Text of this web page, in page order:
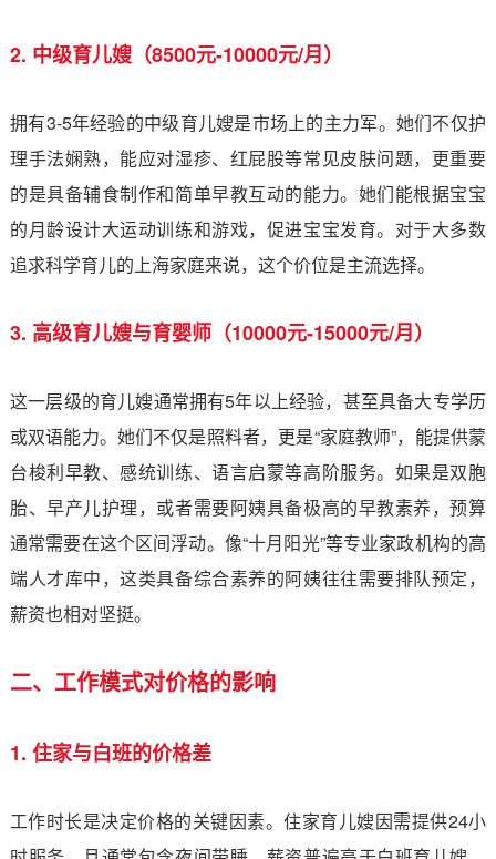
2. 中级育儿嫂（8500元-10000元/月）
拥有3-5年经验的中级育儿嫂是市场上的主力军。她们不仅护
理手法娴熟，能应对湿疹、红屁股等常见皮肤问题，更重要
的是具备辅食制作和简单早教互动的能力。她们能根据宝宝
的月龄设计大运动训练和游戏，促进宝宝发育。对于大多数
追求科学育儿的上海家庭来说，这个价位是主流选择。
3. 高级育儿嫂与育婴师（10000元-15000元/月）
这一层级的育儿嫂通常拥有5年以上经验，甚至具备大专学历
或双语能力。她们不仅是照料者，更是“家庭教师”，能提供蒙
台梭利早教、感统训练、语言启蒙等高阶服务。如果是双胞
胎、早产儿护理，或者需要阿姨具备极高的早教素养，预算
通常需要在这个区间浮动。像“十月阳光”等专业家政机构的高
端人才库中，这类具备综合素养的阿姨往往需要排队预定，
薪资也相对坚挺。
二、工作模式对价格的影响
1. 住家与白班的价格差
工作时长是决定价格的关键因素。住家育儿嫂因需提供24小